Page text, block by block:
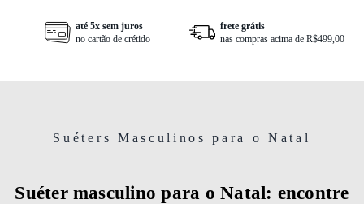
até 5x sem juros
no cartão de crétido
frete grátis
nas compras acima de R$499,00
Suéters Masculinos para o Natal
Suéter masculino para o Natal: encontre